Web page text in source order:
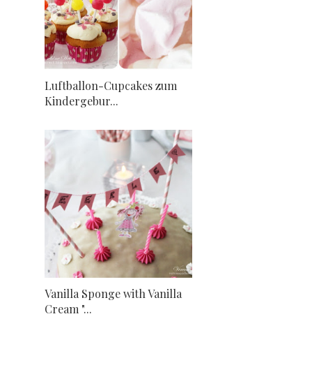
Luftballon-Cupcakes zum
Kindergebur...
Vanilla Sponge with Vanilla
Cream "...